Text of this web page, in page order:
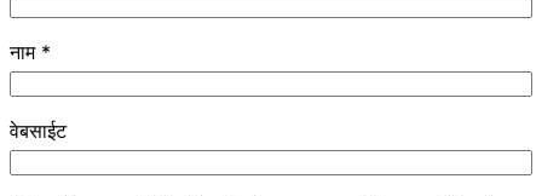
नाम *
वेबसाईट